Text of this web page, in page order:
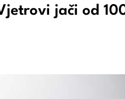
jači od